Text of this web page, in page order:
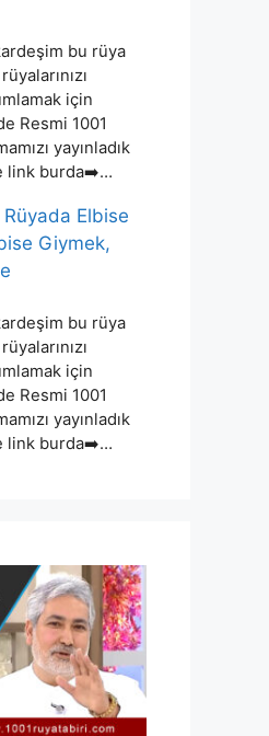
bu rüya
için
Resmi 1001
yayınladık
link burda➡️…
Rüyada Elbise
Giymek,
bu rüya
için
Resmi 1001
yayınladık
link burda➡️…